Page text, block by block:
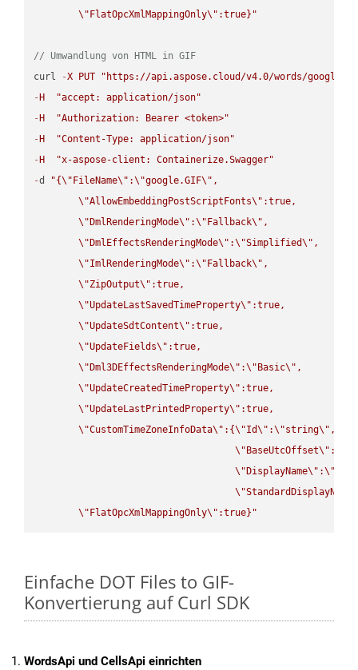
\" FlatOpcXmlMappingOnly\" :true}"
// Umwandlung von HTML in GIF
curl
-X PUT
"https://api.aspose.cloud/v4.0/words/
- H
"accept: application/json"
- H
"Authorization: Bearer <token>"
- H
"Content-Type: application/json"
- H
"x-aspose-client: Containerize.Swagger"
-d "{\" FileName\" :\"google.GIF\" ,
\"AllowEmbeddingPostScriptFonts\" :true,
\" DmlRenderingMode\" :\" Fallback\" ,
\" DmlEffectsRenderingMode\" :\"Simplified\" ,
\"ImlRenderingMode\" :\" Fallback\" ,
\"ZipOutput\" :true,
\"UpdateLastSavedTimeProperty\" :true,
\"UpdateSdtContent\" :true,
\"UpdateFields\" :true,
\" Dml3DEffectsRenderingMode\" :\" Basic\" ,
\"UpdateCreatedTimeProperty\" :true,
\"UpdateLastPrintedProperty\" :true,
\"CustomTimeZoneInfoData\" :{\"Id\" :\"string\" ,
\" BaseUtcOffset\" :
\" DisplayName\" :\"
\"StandardDisplayName
\" FlatOpcXmlMappingOnly\" :true}"
Einfache DOT Files to GIF-
Konvertierung auf Curl SDK
WordsApi und CellsApi einrichten